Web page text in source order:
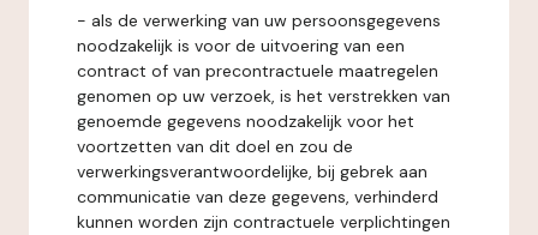
- als de verwerking van uw persoonsgegevens
noodzakelijk is voor de uitvoering van een
contract of van precontractuele maatregelen
genomen op uw verzoek, is het verstrekken van
genoemde gegevens noodzakelijk voor het
voortzetten van dit doel en zou de
verwerkingsverantwoordelijke, bij gebrek aan
communicatie van deze gegevens, verhinderd
kunnen worden zijn contractuele verplichtingen